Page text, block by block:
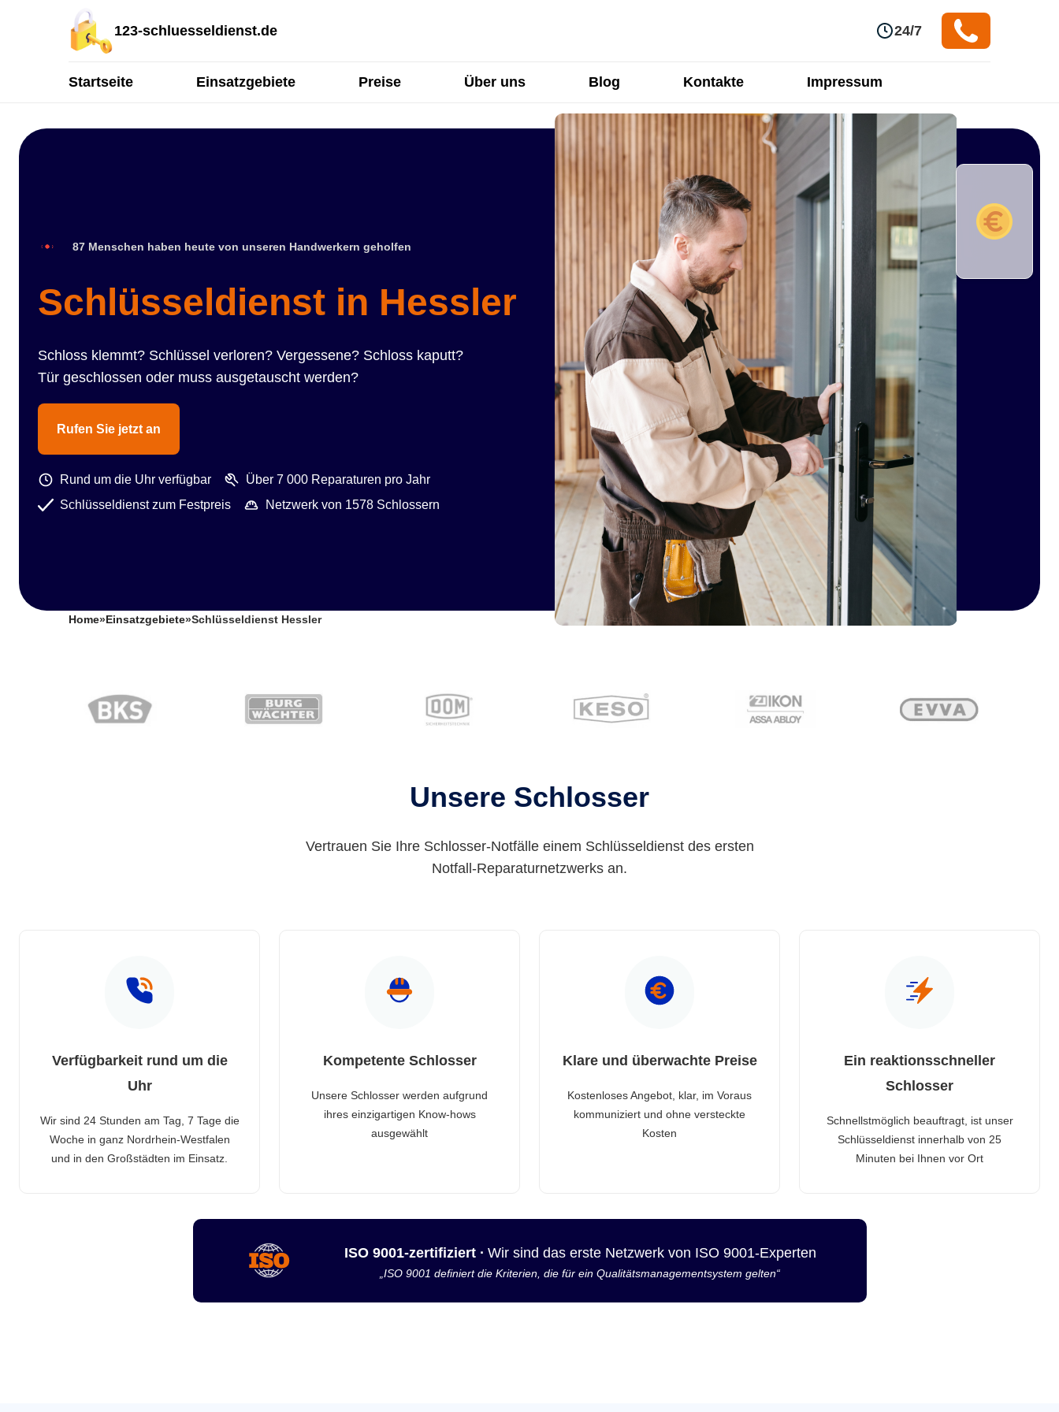
123-schluesseldienst.de 24/7
Startseite Einsatzgebiete Preise Über uns Blog Kontakte Impressum
87 Menschen haben heute von unseren Handwerkern geholfen
Schlüsseldienst in Hessler
Schloss klemmt? Schlüssel verloren? Vergessene? Schloss kaputt?
Tür geschlossen oder muss ausgetauscht werden?
Rufen Sie jetzt an
Rund um die Uhr verfügbar
Über 7 000 Reparaturen pro Jahr
Schlüsseldienst zum Festpreis
Netzwerk von 1578 Schlossern
Home» Einsatzgebiete»Schlüsseldienst Hessler
Unsere Schlosser
Vertrauen Sie Ihre Schlosser-Notfälle einem Schlüsseldienst des ersten
Notfall-Reparaturnetzwerks an.
Verfügbarkeit rund um die
Uhr
Wir sind 24 Stunden am Tag, 7 Tage die
Woche in ganz Nordrhein-Westfalen
und in den Großstädten im Einsatz.
Kompetente Schlosser
Unsere Schlosser werden aufgrund
ihres einzigartigen Know-hows
ausgewählt
Klare und überwachte Preise
Kostenloses Angebot, klar, im Voraus
kommuniziert und ohne versteckte
Kosten
Ein reaktionsschneller
Schlosser
Schnellstmöglich beauftragt, ist unser
Schlüsseldienst innerhalb von 25
Minuten bei Ihnen vor Ort
ISO 9001-zertifiziert · Wir sind das erste Netzwerk von ISO 9001-Experten
„ISO 9001 definiert die Kriterien, die für ein Qualitätsmanagementsystem gelten“